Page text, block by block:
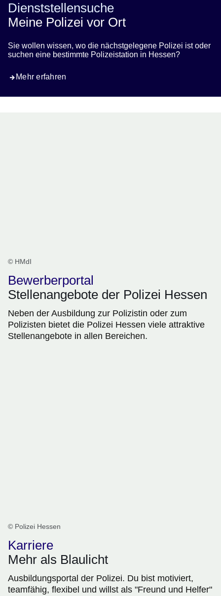
Dienststellensuche
Meine Polizei vor Ort
Sie wollen wissen, wo die nächstgelegene Polizei ist oder
suchen eine bestimmte Polizeistation in Hessen?
Mehr erfahren
© HMdI
Bewerberportal
Stellenangebote der Polizei Hessen
Neben der Ausbildung zur Polizistin oder zum
Polizisten bietet die Polizei Hessen viele attraktive
Stellenangebote in allen Bereichen.
© Polizei Hessen
Karriere
Mehr als Blaulicht
Ausbildungsportal der Polizei. Du bist motiviert,
teamfähig, flexibel und willst als "Freund und Helfer"